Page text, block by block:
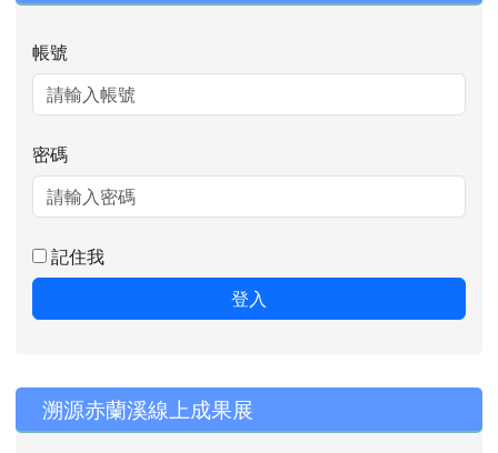
帳號
密碼
記住我
登入
右邊區域內容
溯源赤蘭溪線上成果展